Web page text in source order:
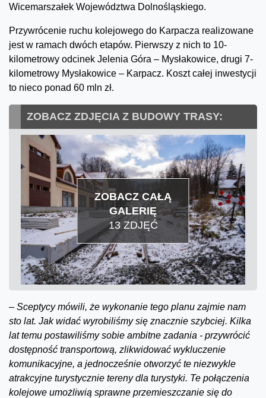
Wicemarszałek Województwa Dolnośląskiego.
Przywrócenie ruchu kolejowego do Karpacza realizowane
jest w ramach dwóch etapów. Pierwszy z nich to 10-
kilometrowy odcinek Jelenia Góra – Mysłakowice, drugi 7-
kilometrowy Mysłakowice – Karpacz. Koszt całej inwestycji
to nieco ponad 60 mln zł.
ZOBACZ ZDJĘCIA Z BUDOWY TRASY:
ZOBACZ CAŁĄ
GALERIĘ
13 ZDJĘĆ
– Sceptycy mówili, że wykonanie tego planu zajmie nam
sto lat. Jak widać wyrobiliśmy się znacznie szybciej. Kilka
lat temu postawiliśmy sobie ambitne zadania - przywrócić
dostępność transportową, zlikwidować wykluczenie
komunikacyjne, a jednocześnie otworzyć te niezwykle
atrakcyjne turystycznie tereny dla turystyki. Te połączenia
kolejowe umożliwią sprawne przemieszczanie się do